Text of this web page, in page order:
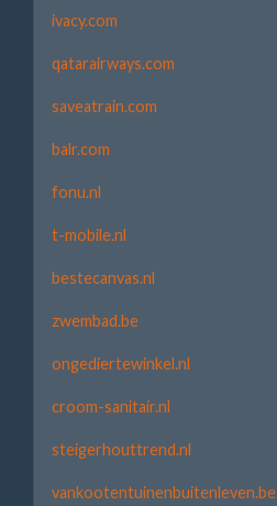
ivacy.com
qatarairways.com
saveatrain.com
balr.com
fonu.nl
t-mobile.nl
bestecanvas.nl
zwembad.be
ongediertewinkel.nl
croom-sanitair.nl
steigerhouttrend.nl
vankootentuinenbuitenleven.be